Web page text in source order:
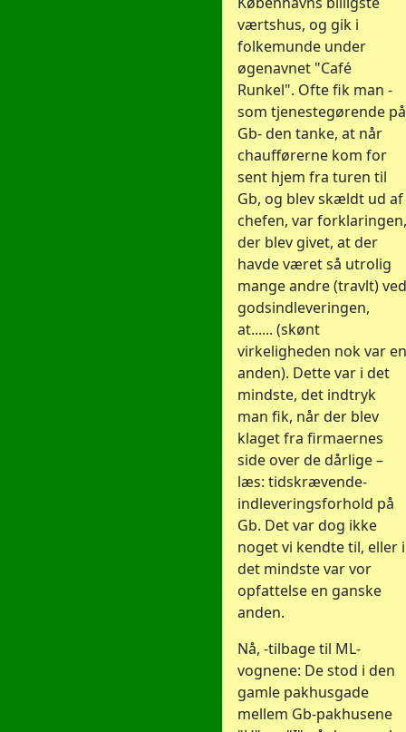
værtshus, og gik i
folkemunde under
øgenavnet "Café
Runkel". Ofte fik man -
som tjenestegørende på
Gb- den tanke, at når
chaufførerne kom for
sent hjem fra turen til
Gb, og blev skældt ud af
chefen, var forklaringen,
der blev givet, at der
havde været så utrolig
mange andre (travlt) ved
godsindleveringen,
at...... (skønt
virkeligheden nok var en
anden). Dette var i det
mindste, det indtryk
man fik, når der blev
klaget fra firmaernes
side over de dårlige –
læs: tidskrævende-
indleveringsforhold på
Gb. Det var dog ikke
noget vi kendte til, eller i
det mindste var vor
opfattelse en ganske
anden.
Nå, -tilbage til ML-
vognene: De stod i den
gamle pakhusgade
mellem Gb-pakhusene